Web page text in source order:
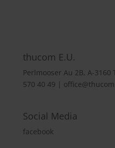
thucom E.U.
Perlmooser Au 2B, A-
570 40 49 |
Social Media
facebook